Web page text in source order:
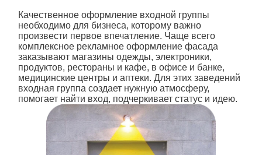
Качественное оформление входной группы
необходимо для бизнеса, которому важно
произвести первое впечатление. Чаще всего
комплексное рекламное оформление фасада
заказывают магазины одежды, электроники,
продуктов, рестораны и кафе, в офисеи банке,
медицинские центры и аптеки. Для этих заведений
входная группа создает нужную атмосферу,
помогает найти вход, подчеркивает статус и идею.